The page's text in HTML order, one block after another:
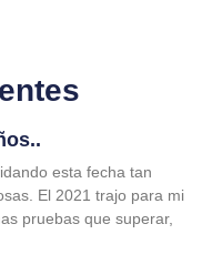
esta fecha tan
El 2021 trajo para mi
pruebas que superar,